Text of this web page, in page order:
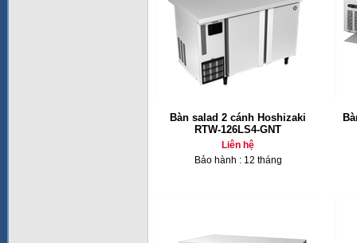
Bàn salad 2 cánh Hoshizaki
RTW-126LS4-GNT
Liên hệ
Bảo hành : 12 tháng